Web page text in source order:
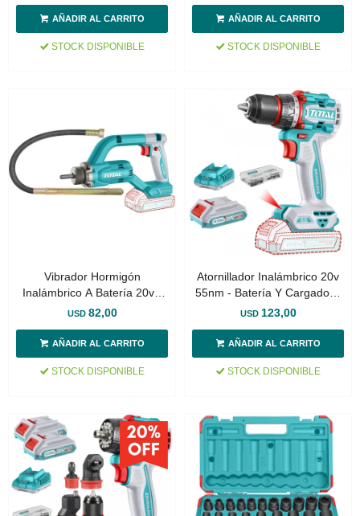
STOCK DISPONIBLE STOCK DISPONIBLE
Vibrador Hormigón
Inalámbrico A Batería 20v -
Manguera 120cm
USD 82,00
STOCK DISPONIBLE
Atornillador Inalámbrico 20v
55nm - Batería Y Cargador -
Sin Carbones
USD 123,00
STOCK DISPONIBLE